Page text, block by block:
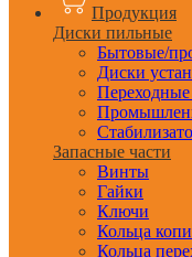
Продукция
Диски пильные
Бытовые/
Диски
Переходные
Запасные части
Винты
Гайки
Ключи
Кольца
Кольца